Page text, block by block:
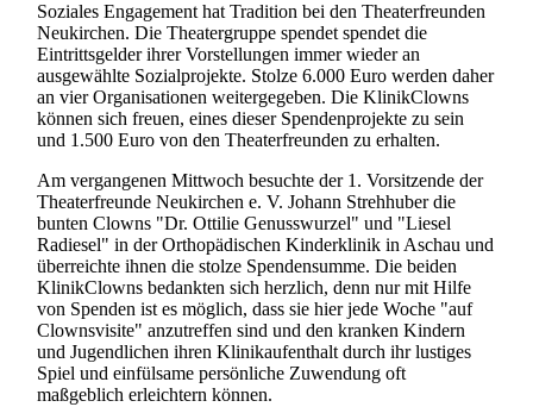
Soziales Engagement hat Tradition bei den Theaterfreunden
Neukirchen. Die Theatergruppe spendet spendet die
Eintrittsgelder ihrer Vorstellungen immer wieder an
ausgewählte Sozialprojekte. Stolze 6.000 Euro werden daher
an vier Organisationen weitergegeben. Die KlinikClowns
können sich freuen, eines dieser Spendenprojekte zu sein
und 1.500 Euro von den Theaterfreunden zu erhalten.
Am vergangenen Mittwoch besuchte der 1. Vorsitzende der
Theaterfreunde Neukirchen e. V. Johann Strehhuber die
bunten Clowns "Dr. Ottilie Genusswurzel" und "Liesel
Radiesel" in der Orthopädischen Kinderklinik in Aschau und
überreichte ihnen die stolze Spendensumme. Die beiden
KlinikClowns bedankten sich herzlich, denn nur mit Hilfe
von Spenden ist es möglich, dass sie hier jede Woche "auf
Clownsvisite" anzutreffen sind und den kranken Kindern
und Jugendlichen ihren Klinikaufenthalt durch ihr lustiges
Spiel und einfülsame persönliche Zuwendung oft
maßgeblich erleichtern können.